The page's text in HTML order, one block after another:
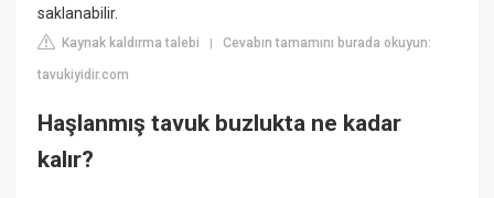
saklanabilir.
Kaynak kaldırma talebi |Cevabın tamamını burada okuyun:
tavukiyidir.com
Haşlanmış tavuk buzlukta ne kadar
kalır?